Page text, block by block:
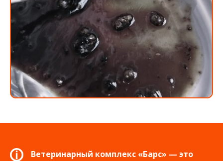
Ветеринарный комплекс «Барс» — это